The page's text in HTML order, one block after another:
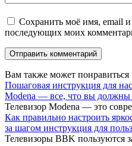
Сохранить моё имя, email и
последующих моих
Вам также может понравиться
Пошаговая инструкция для
Modena — все, что вы должны
Телевизор Modena — это
Как правильно настроить
за шагом инструкция для
Телевизоры BBK пользуются